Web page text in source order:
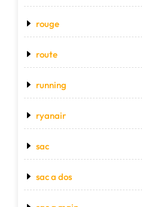
rouge
route
running
ryanair
sac
sac a dos